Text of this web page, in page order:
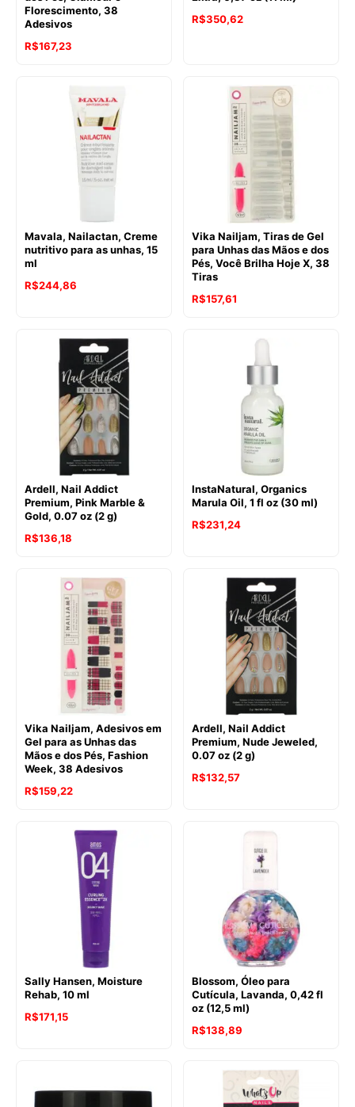
Florescimento, 38
Adesivos
R$167,23
R$350,62
Mavala, Nailactan, Creme
nutritivo para as unhas, 15
ml
R$244,86
Vika Nailjam, Tiras de Gel
para Unhas das Mãos e dos
Pés, Você Brilha Hoje X, 38
Tiras
R$157,61
Ardell, Nail Addict
Premium, Pink Marble &
Gold, 0.07 oz (2 g)
R$136,18
InstaNatural, Organics
Marula Oil, 1 fl oz (30 ml)
R$231,24
Vika Nailjam, Adesivos em
Gel para as Unhas das
Mãos e dos Pés, Fashion
Week, 38 Adesivos
R$159,22
Ardell, Nail Addict
Premium, Nude Jeweled,
0.07 oz (2 g)
R$132,57
Sally Hansen, Moisture
Rehab, 10 ml
R$171,15
Blossom, Óleo para
Cutícula, Lavanda, 0,42 fl
oz (12,5 ml)
R$138,89